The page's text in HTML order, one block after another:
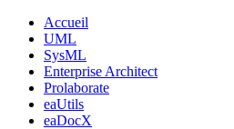
Accueil
UML
SysML
Enterprise Architect
Prolaborate
eaUtils
eaDocX